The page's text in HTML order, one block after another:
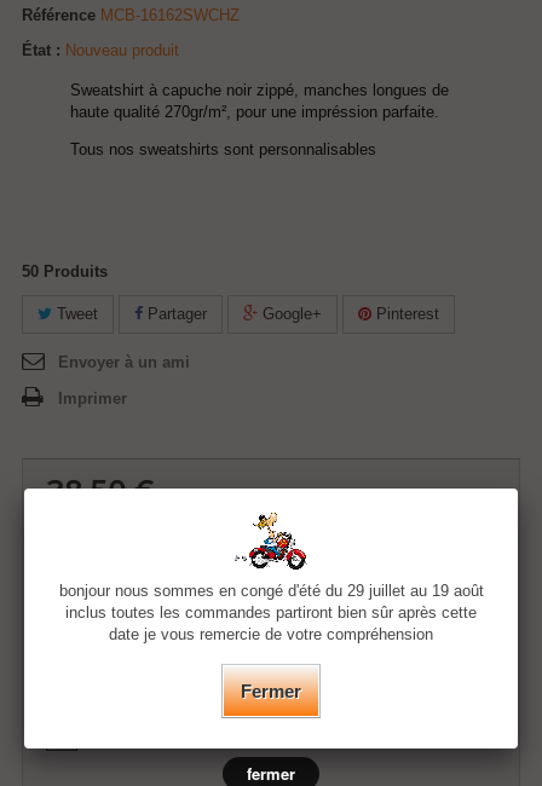
Référence MCB-16162SWCHZ
État : Nouveau produit
Sweatshirt à capuche noir zippé, manches longues de
haute qualité 270gr/m², pour une impréssion parfaite.
Tous nos sweatshirts sont personnalisables
50 Produits
Tweet Partager Google+ Pinterest
Envoyer à un ami
Imprimer
38,50 €
bonjour nous sommes en congé d'été du 29 juillet au 19 août
inclus toutes les commandes partiront bien sûr après cette
date je vous remercie de votre compréhension
Fermer
fermer